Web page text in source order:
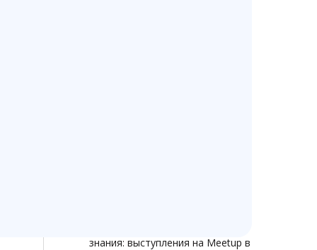
знания: выступления на Meetup в